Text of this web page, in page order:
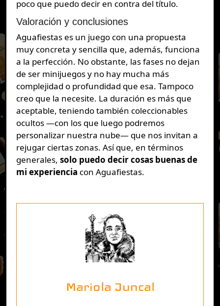
poco que puedo decir en contra del título.
Valoración y conclusiones
Aguafiestas es un juego con una propuesta
muy concreta y sencilla que, además, funciona
a la perfección. No obstante, las fases no dejan
de ser minijuegos y no hay mucha más
complejidad o profundidad que esa. Tampoco
creo que la necesite. La duración es más que
aceptable, teniendo también coleccionables
ocultos —con los que luego podremos
personalizar nuestra nube— que nos invitan a
rejugar ciertas zonas. Así que, en términos
generales, solo puedo decir cosas buenas de
mi experiencia con Aguafiestas.
Mariola Juncal